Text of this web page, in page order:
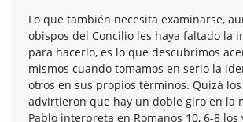
Lo que también necesita examinarse,
obispos del Concilio les haya faltado la
para hacerlo, es lo que descubrimos
mismos cuando tomamos en serio la
otros en sus propios términos. Quizá
advirtieron que hay un doble giro en la
Pablo interpreta en Romanos 10, 6-8